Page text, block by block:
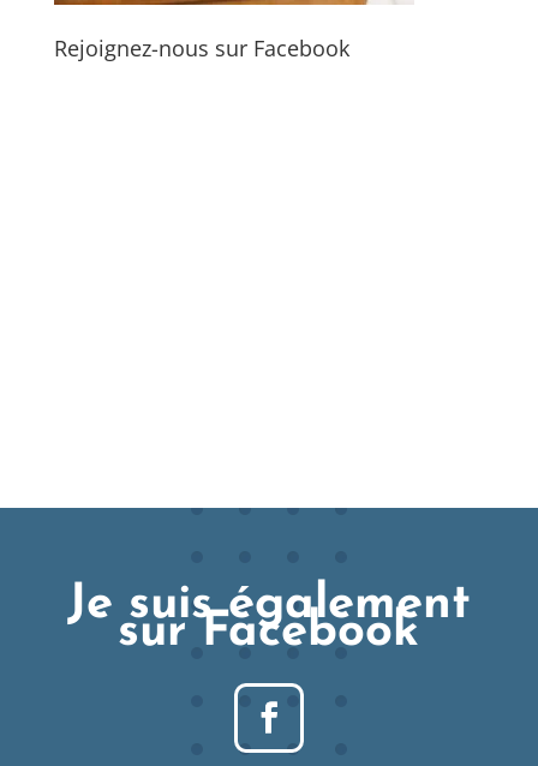
Rejoignez-nous sur Facebook
Je suis également
sur Facebook